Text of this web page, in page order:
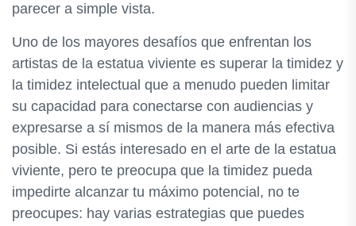
parecer a simple vista.
Uno de los mayores desafíos que enfrentan los
artistas de la estatua viviente es superar la timidez y
la timidez intelectual que a menudo pueden limitar
su capacidad para conectarse con audiencias y
expresarse a sí mismos de la manera más efectiva
posible. Si estás interesado en el arte de la estatua
viviente, pero te preocupa que la timidez pueda
impedirte alcanzar tu máximo potencial, no te
preocupes: hay varias estrategias que puedes